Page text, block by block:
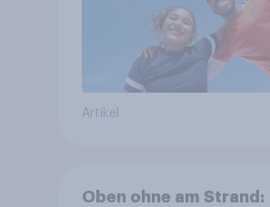
Artikel
Oben ohne am Strand: